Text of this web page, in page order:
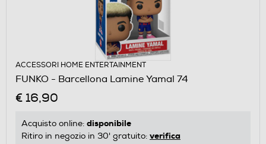
ACCESSORI HOME ENTERTAINMENT
FUNKO - Barcellona Lamine Yamal 74
€ 16,90
Acquisto online: disponibile
Ritiro in negozio in 30' gratuito: verifica